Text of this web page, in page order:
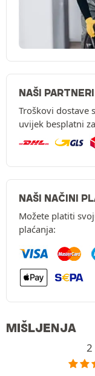
NAŠI PARTNERI
Troškovi dostave
uvijek besplatni
NAŠI NAČINI
Možete platiti
plaćanja:
MIŠLJENJA
2